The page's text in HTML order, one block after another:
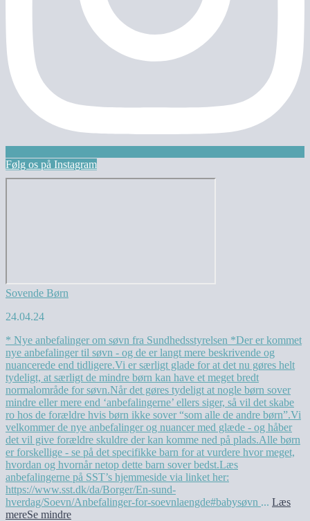
Følg os på Instagram
Sovende Børn
24.04.24
* Nye anbefalinger om søvn fra Sundhedsstyrelsen *Der er kommet
nye anbefalinger til søvn - og de er langt mere beskrivende og
nuancerede end tidligere.Vi er særligt glade for at det nu gøres helt
tydeligt, at særligt de mindre børn kan have et meget bredt
normalområde for søvn.Når det gøres tydeligt at nogle børn sover
mindre eller mere end ‘anbefalingerne’ ellers siger, så vil det skabe
ro hos de forældre hvis børn ikke sover “som alle de andre børn”.Vi
velkommer de nye anbefalinger og nuancer med glæde - og håber
det vil give forældre skuldre der kan komme ned på plads.Alle børn
er forskellige - se på det specifikke barn for at vurdere hvor meget,
hvordan og hvornår netop dette barn sover bedst.Læs
anbefalingerne på SST’s hjemmeside via linket her:
https://www.sst.dk/da/Borger/En-sund-
hverdag/Soevn/Anbefalinger-for-soevnlaengde#babysøvn ... Læs
mereSe mindre